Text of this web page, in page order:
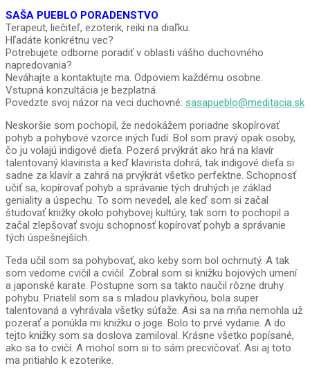
SAŠA PUEBLO PORADENSTVO
Terapeut, liečiteľ, ezoterik, reiki na diaľku.
Hľadáte konkrétnu vec?
Potrebujete odborne poradiť v oblasti vášho duchovného
napredovania?
Neváhajte a kontaktujte ma. Odpoviem každému osobne.
Vstupná konzultácia je bezplatná.
Povedzte svoj názor na veci duchovné: sasapueblo@meditacia.sk
Neskoršie som pochopil, že nedokážem poriadne skopírovať
pohyb a pohybové vzorce iných ľudí. Bol som pravý opak osoby,
čo ju volajú indigové dieťa. Pozerá prvýkrát ako hrá na klavír
talentovaný klavirista a keď klavirista dohrá, tak indigové dieťa si
sadne za klavír a zahrá na prvýkrát všetko perfektne. Schopnosť
učiť sa, kopírovať pohyb a správanie tých druhých je základ
geniality a úspechu. To som nevedel, ale keď som si začal
študovať knižky okolo pohybovej kultúry, tak som to pochopil a
začal zlepšovať svoju schopnosť kopírovať pohyb a správanie
tých úspešnejších.
Teda učil som sa pohybovať, ako keby som bol ochrnutý. A tak
som vedome cvičil a cvičil. Zobral som si knižku bojových umení
a japonské karate. Postupne som sa takto naučil rôzne druhy
pohybu. Priatelil som sa s mladou plavkyňou, bola super
talentovaná a vyhrávala všetky súťaže. Asi sa na mňa nemohla už
pozerať a ponúkla mi knižku o joge. Bolo to prvé vydanie. A do
tejto knižky som sa doslova zamiloval. Krásne všetko popísané,
ako sa to cvičí. A mohol som si to sám precvičovať. Asi aj toto
ma pritiahlo k ezoterike.